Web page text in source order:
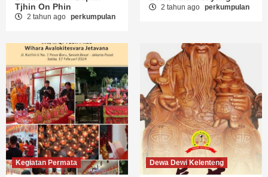
Tjhin On Phin
2 tahun ago perkumpulan
2 tahun ago perkumpulan
Kegiatan Permata Dewa Dewi Kelenteng